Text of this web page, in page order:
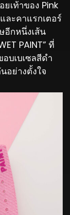
เท้าของ Pink
ละคาแรกเตอร์
อีกหนึ่งเส้น
PAINT” ที่
บเบเซลสีดำ
อย่างตั้งใจ